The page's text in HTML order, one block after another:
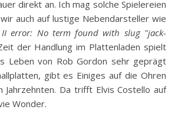
direkt an. Ich mag solche Spielereien
auch auf lustige Nebendarsteller wie
II error: No term found with slug "jack-
der Handlung im Plattenladen spielt
Leben von Rob Gordon sehr geprägt
gibt es Einiges auf die Ohren
Jahrzehnten. Da trifft Elvis Costello auf
Wonder.